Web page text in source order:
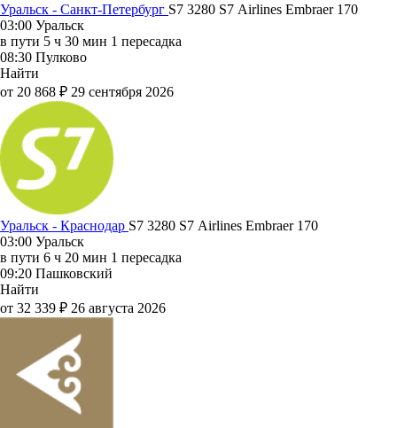
Уральск - Санкт-Петербург S7 3280 S7 Airlines Embraer 170
03:00 Уральск
в пути 5 ч 30 мин 1 пересадка
08:30 Пулково
Найти
от 20 868 ₽ 29 сентября 2026
Уральск - Краснодар S7 3280 S7 Airlines Embraer 170
03:00 Уральск
в пути 6 ч 20 мин 1 пересадка
09:20 Пашковский
Найти
от 32 339 ₽ 26 августа 2026